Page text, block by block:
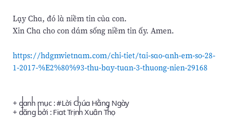
Lạy Cha, đó là niềm tin của con.
Xin Cha cho con dám sống niềm tin ấy. Amen.
https://hdgmvietnam.com/chi-tiet/tai-sao-anh-em-so-28-
1-2017-%E2%80%93-thu-bay-tuan-3-thuong-nien-29168
+ danh mục : #Lời Chúa Hằng Ngày
+ đăng bởi : Fiat Trịnh Xuân Thọ